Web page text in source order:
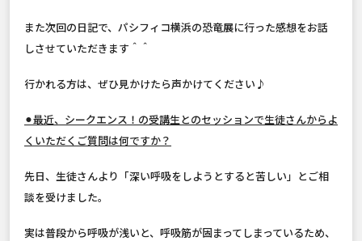
また次回の日記で、パシフィコ横浜の恐竜展に行った感想をお話
しさせていただきます＾＾
行かれる方は、ぜひ見かけたら声かけてください♪
⚫︎最近、シークエンス！の受講生とのセッションで生徒さんからよ
くいただくご質問は何ですか？
先日、生徒さんより「深い呼吸をしようとすると苦しい」とご相
談を受けました。
実は普段から呼吸が浅いと、呼吸筋が固まってしまっているため、